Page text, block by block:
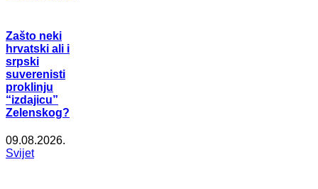
Zašto neki
hrvatski ali i
srpski
suverenisti
proklinju
“izdajicu”
Zelenskog?
09.08.2026.
Svijet